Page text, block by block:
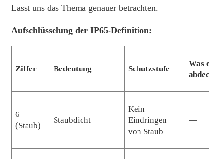
Lasst uns das Thema genauer betrachten.
Aufschlüsselung der IP65-Definition:
Ziffer Bedeutung Schutzstufe
Was es
abdeckt
6
(Staub)
Staubdicht
Kein
Eindringen
von Staub
—